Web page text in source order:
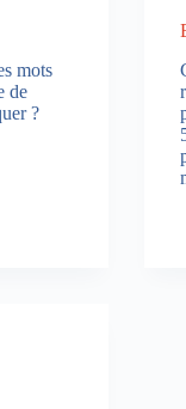
mots
de
?